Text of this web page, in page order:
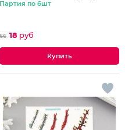
Партия по 6шт
66 18 руб